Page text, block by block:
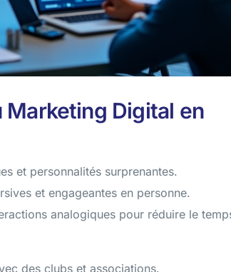
Marketing Digital en
et personnalités surprenantes.
et engageantes en personne.
analogiques pour réduire le
des clubs et associations.